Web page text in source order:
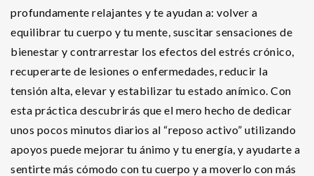
profundamente relajantes y te ayudan a: volver a
equilibrar tu cuerpo y tu mente, suscitar sensaciones de
bienestar y contrarrestar los efectos del estrés crónico,
recuperarte de lesiones o enfermedades, reducir la
tensión alta, elevar y estabilizar tu estado anímico. Con
esta práctica descubrirás que el mero hecho de dedicar
unos pocos minutos diarios al “reposo activo” utilizando
apoyos puede mejorar tu ánimo y tu energía, y ayudarte a
sentirte más cómodo con tu cuerpo y a moverlo con más